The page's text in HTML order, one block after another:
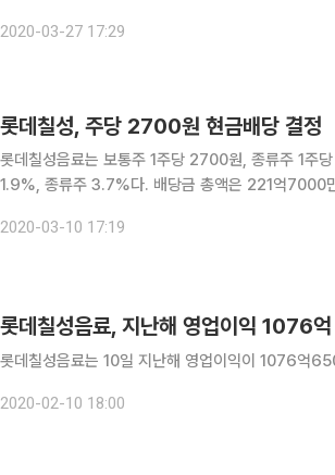
2020-03-27 17:29
롯데칠성, 주당 2700원 현금배당 결정
롯데칠성음료는 보통주 1주당 2700원, 종류주 1주
1.9%, 종류주 3.7%다. 배당금 총액은 221억7000
2020-03-10 17:19
롯데칠성음료, 지난해 영업이익
2020-02-10 18:00